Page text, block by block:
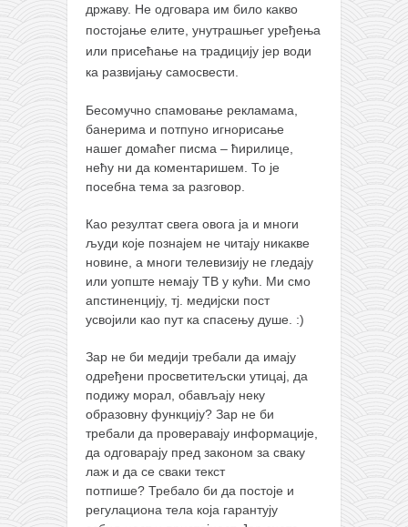
државу. Не одговара им било какво
постојање елите, унутрашњег уређења
или присећање на традицију јер води
ка развијању самосвести.
Бесомучно спамовање рекламама,
банерима и потпуно игнорисање
нашег домаћег писма – ћирилице,
нећу ни да коментаришем. То је
посебна тема за разговор.
Као резултат свега овога ја и многи
људи које познајем не читају никакве
новине, а многи телевизију не гледају
или уопште немају ТВ у кући. Ми смо
апстиненцију, тј. медијски пост
усвојили као пут ка спасењу душе. :)
Зар не би медији требали да имају
одређени просветитељски утицај, да
подижу морал, обављају неку
образовну функцију? Зар не би
требали да проверавају информације,
да одговарају пред законом за сваку
лаж и да се сваки текст
потпише? Требало би да постоје и
регулациона тела која гарантују